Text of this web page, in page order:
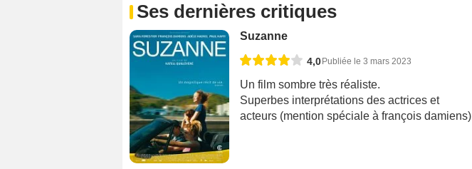
Ses dernières critiques
Suzanne
4,0 Publiée le 3 mars 2023
Un film sombre très réaliste.
Superbes interprétations des actrices et
acteurs (mention spéciale à françois damiens)